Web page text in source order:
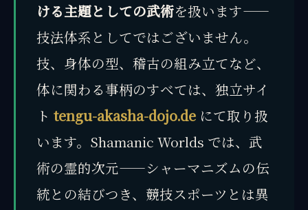
ける主題としての武術を扱います——
技法体系としてではございません。
技、身体の型、稽古の組み立てなど、
体に関わる事柄のすべては、独立サイ
ト tengu-akasha-dojo.de にて取り扱
います。Shamanic Worlds では、武
術の霊的次元——シャーマニズムの伝
統との結びつき、競技スポーツとは異